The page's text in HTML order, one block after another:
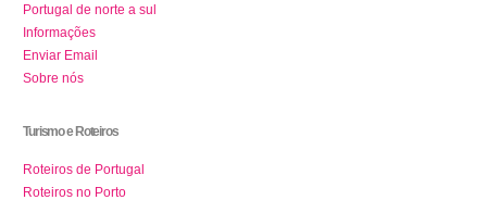
Portugal de norte a sul
Informações
Enviar Email
Sobre nós
Turismo e Roteiros
Roteiros de Portugal
Roteiros no Porto